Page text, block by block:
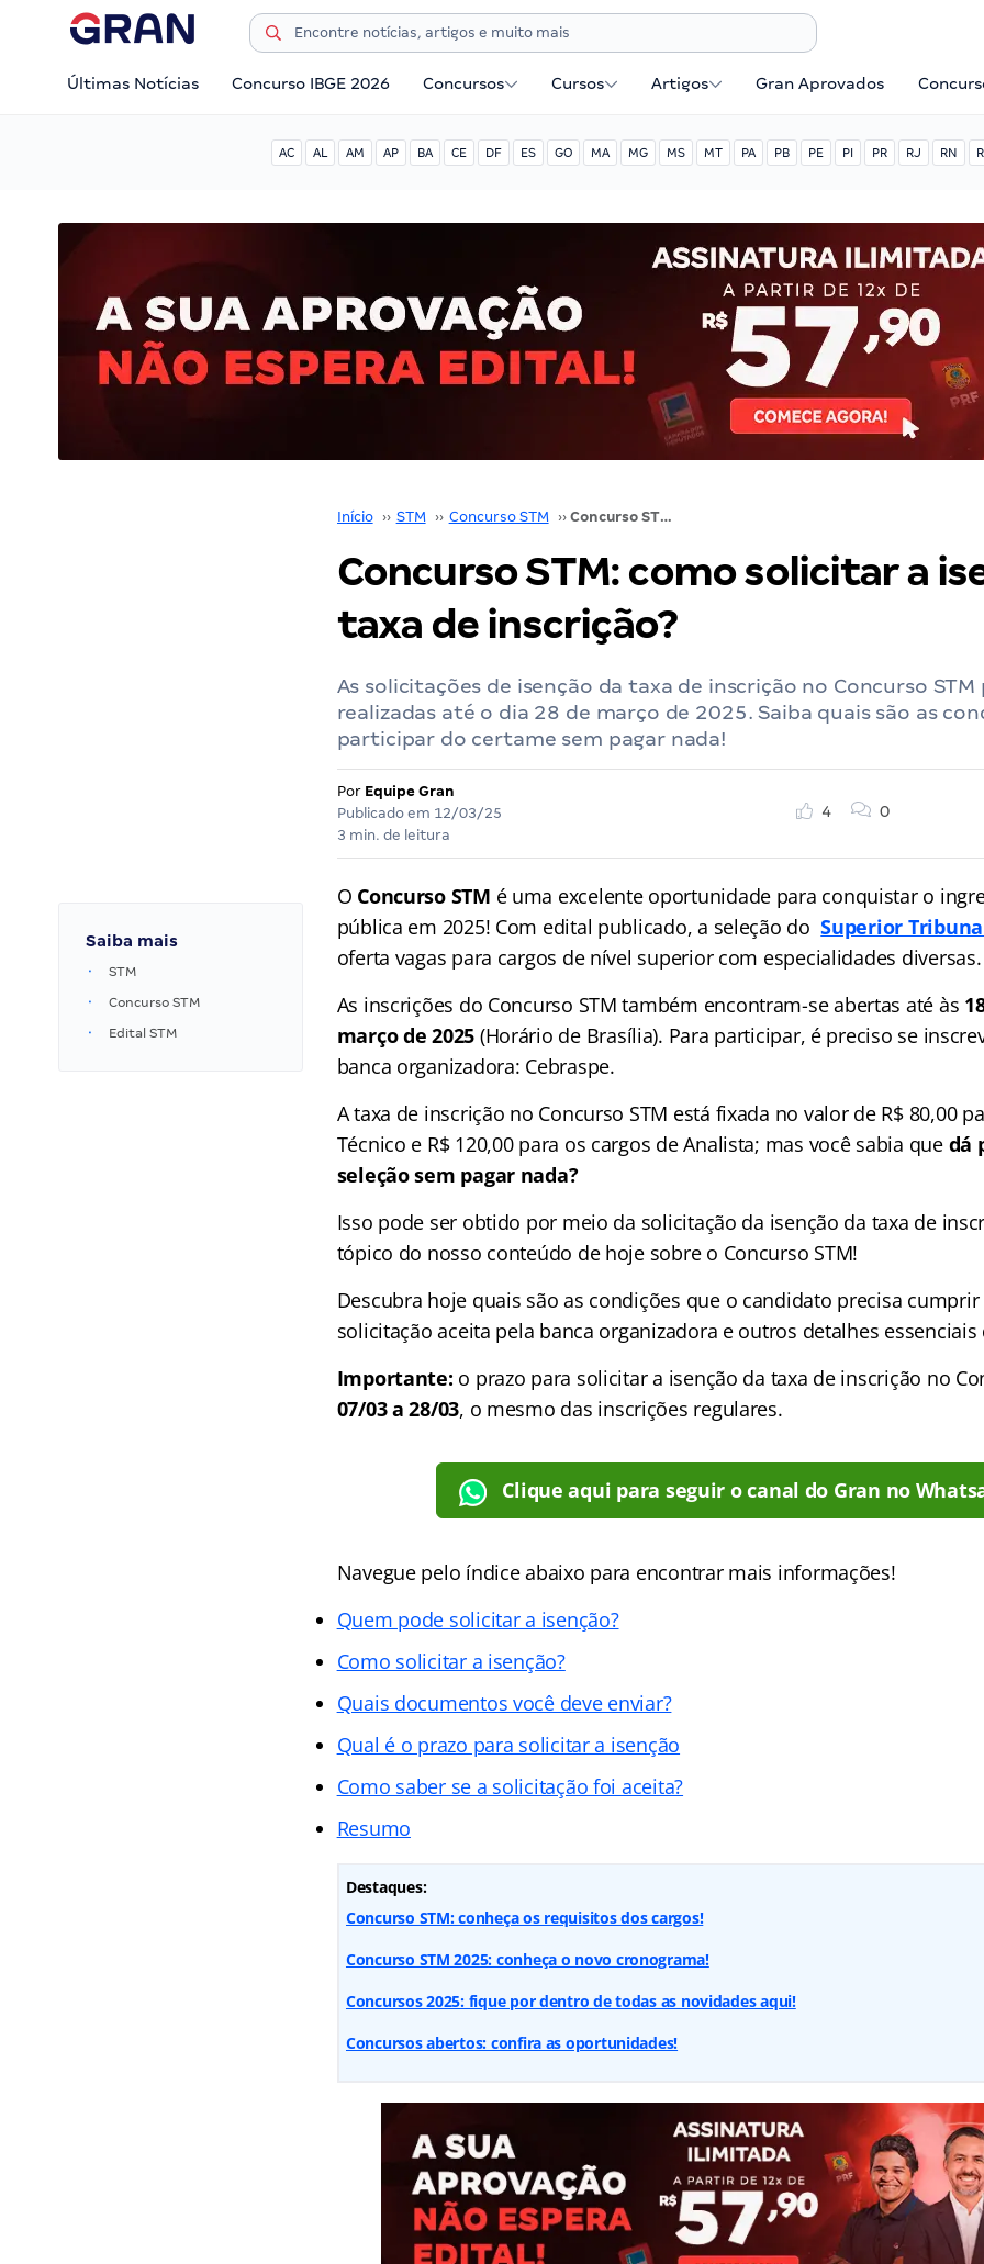
Últimas Notícias Concurso IBGE 2026 Concursos Cursos Artigos Gran Aprovados
AC AL AM AP BA CE DF ES GO MA MG MS MT PA PB PE PI PR RJ RN
Início ›› STM ›› Concurso STM ›› Concurso STM: como solicitar a isenção da taxa de inscrição?
Concurso STM: como solicitar a
taxa de inscrição?
As solicitações de isenção da taxa de inscrição no Concurso
realizadas até o dia 28 de março de 2025. Saiba quais são as
participar do certame sem pagar nada!
Por Equipe Gran
Publicado em 12/03/25
3 min. de leitura
4 0
Saiba mais
STM
Concurso STM
Edital STM
O Concurso STM é uma excelente oportunidade para conquistar o
pública em 2025! Com edital publicado, a seleção doSuperior
oferta vagas para cargos de nível superior com especialidades diversas.
As inscrições do Concurso STM também encontram-se abertas até às
março de 2025 (Horário de Brasília). Para participar, é preciso se
banca organizadora: Cebraspe.
A taxa de inscrição no Concurso STM está fixada no valor de R$ 80,00
Técnico e R$ 120,00 para os cargos de Analista; mas você sabia que dá
seleção sem pagar nada?
Isso pode ser obtido por meio da solicitação da isenção da taxa de
tópico do nosso conteúdo de hoje sobre o Concurso STM!
Descubra hoje quais são as condições que o candidato precisa
solicitação aceita pela banca organizadora e outros detalhes
Importante: o prazo para solicitar a isenção da taxa de inscrição no
07/03 a 28/03, o mesmo das inscrições regulares.
Clique aqui para seguir o canal do Gran no
Navegue pelo índice abaixo para encontrar mais informações!
Quem pode solicitar a isenção?
Como solicitar a isenção?
Quais documentos você deve enviar?
Qual é o prazo para solicitar a isenção
Como saber se a solicitação foi aceita?
Resumo
Destaques:
Concurso STM: conheça os requisitos dos cargos!
Concurso STM 2025: conheça o novo cronograma!
Concursos 2025: fique por dentro de todas as novidades aqui!
Concursos abertos: confira as oportunidades!